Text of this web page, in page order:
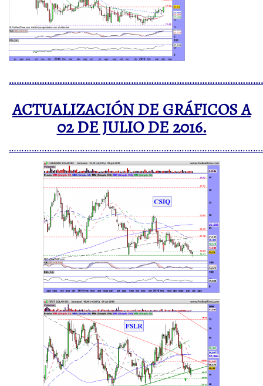
ACTUALIZACIÓN DE GRÁFICOS A
02 DE JULIO DE 2016.